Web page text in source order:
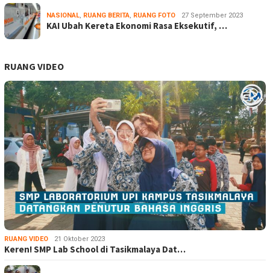
NASIONAL, RUANG BERITA, RUANG FOTO 27 September 2023
KAI Ubah Kereta Ekonomi Rasa Eksekutif, …
RUANG VIDEO
RUANG VIDEO 21 Oktober 2023
Keren! SMP Lab School di Tasikmalaya Dat…